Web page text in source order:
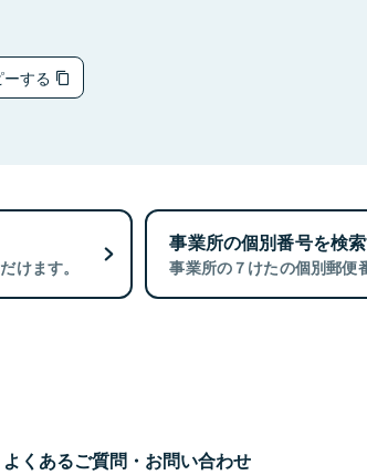
する
けます。
事業所の個別番号を検
事業所の７けたの個別郵便
よくあるご質問・お問い合わせ